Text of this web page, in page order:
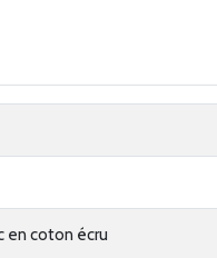
en coton écru